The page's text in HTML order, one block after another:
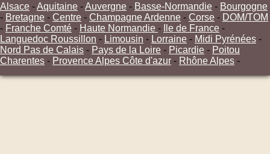
Alsace -Aquitaine -Auvergne - Basse-Normandie - Bourgogne
- Bretagne - Centre - Champagne Ardenne - Corse - DOM/TOM
- Franche Comté - Haute Normandie - Ile de France -
Languedoc Roussillon - Limousin - Lorraine - Midi Pyrénées -
Nord Pas de Calais - Pays de la Loire - Picardie - Poitou
Charentes - Provence Alpes Côte d'azur - Rhône Alpes -